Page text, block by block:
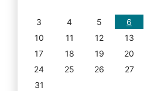
3
4 5 6
10
11 12 13
17
18 19 20
24
25 26 27
31